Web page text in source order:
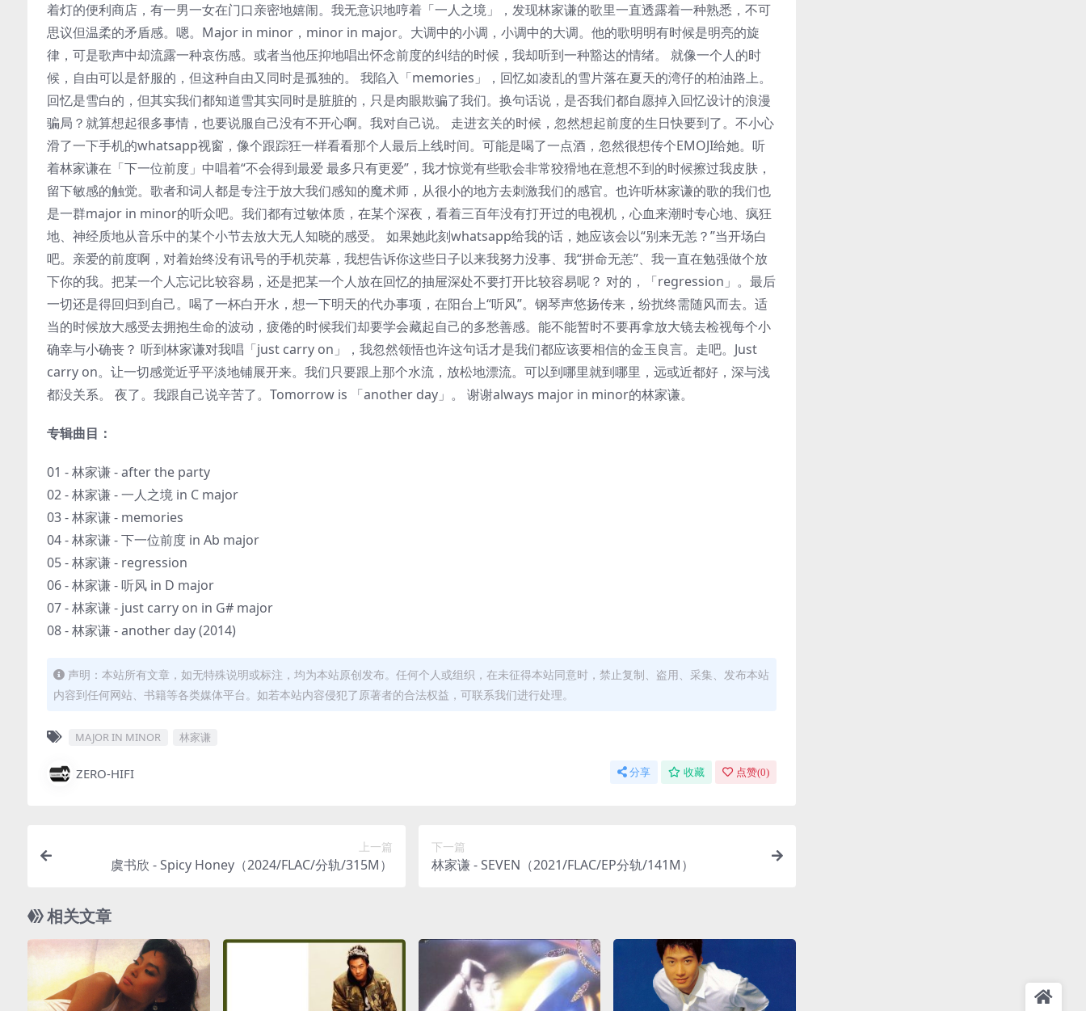
着灯的便利商店，有一男一女在门口亲密地嬉闹。我无意识地哼着「一人之境」，发现林家谦的歌里一直透露着一种熟悉，不可
思议但温柔的矛盾感。嗯。Major in minor，minor in major。大调中的小调，小调中的大调。他的歌明明有时候是明亮的旋
律，可是歌声中却流露一种哀伤感。或者当他压抑地唱出怀念前度的纠结的时候，我却听到一种豁达的情绪。 就像一个人的时
候，自由可以是舒服的，但这种自由又同时是孤独的。 我陷入「memories」，回忆如凌乱的雪片落在夏天的湾仔的柏油路上。
回忆是雪白的，但其实我们都知道雪其实同时是脏脏的，只是肉眼欺骗了我们。换句话说，是否我们都自愿掉入回忆设计的浪漫
骗局？就算想起很多事情，也要说服自己没有不开心啊。我对自己说。 走进玄关的时候，忽然想起前度的生日快要到了。不小心
滑了一下手机的whatsapp视窗，像个跟踪狂一样看看那个人最后上线时间。可能是喝了一点酒，忽然很想传个EMOJI给她。听
着林家谦在「下一位前度」中唱着“不会得到最爱 最多只有更爱”，我才惊觉有些歌会非常狡猾地在意想不到的时候擦过我皮肤，
留下敏感的触觉。歌者和词人都是专注于放大我们感知的魔术师，从很小的地方去刺激我们的感官。也许听林家谦的歌的我们也
是一群major in minor的听众吧。我们都有过敏体质，在某个深夜，看着三百年没有打开过的电视机，心血来潮时专心地、疯狂
地、神经质地从音乐中的某个小节去放大无人知晓的感受。 如果她此刻whatsapp给我的话，她应该会以“别来无恙？”当开场白
吧。亲爱的前度啊，对着始终没有讯号的手机荧幕，我想告诉你这些日子以来我努力没事、我“拼命无恙”、我一直在勉强做个放
下你的我。把某一个人忘记比较容易，还是把某一个人放在回忆的抽屉深处不要打开比较容易呢？ 对的，「regression」。最后
一切还是得回归到自己。喝了一杯白开水，想一下明天的代办事项，在阳台上“听风”。钢琴声悠扬传来，纷扰终需随风而去。适
当的时候放大感受去拥抱生命的波动，疲倦的时候我们却要学会藏起自己的多愁善感。能不能暂时不要再拿放大镜去检视每个小
确幸与小确丧？ 听到林家谦对我唱「just carry on」，我忽然领悟也许这句话才是我们都应该要相信的金玉良言。走吧。Just
carry on。让一切感觉近乎平淡地铺展开来。我们只要跟上那个水流，放松地漂流。可以到哪里就到哪里，远或近都好，深与浅
都没关系。 夜了。我跟自己说辛苦了。Tomorrow is 「another day」。 谢谢always major in minor的林家谦。
专辑曲目：
01 - 林家谦 - after the party
02 - 林家谦 - 一人之境 in C major
03 - 林家谦 - memories
04 - 林家谦 - 下一位前度 in Ab major
05 - 林家谦 - regression
06 - 林家谦 - 听风 in D major
07 - 林家谦 - just carry on in G# major
08 - 林家谦 - another day (2014)
声明：本站所有文章，如无特殊说明或标注，均为本站原创发布。任何个人或组织，在未征得本站同意时，禁止复制、盗用、采集、发布本站
内容到任何网站、书籍等各类媒体平台。如若本站内容侵犯了原著者的合法权益，可联系我们进行处理。
MAJOR IN MINOR 林家谦
ZERO-HIFI 分享 收藏 点赞(0)
上一篇
虞书欣 - Spicy Honey（2024/FLAC/分轨/315M）
下一篇
林家谦 - SEVEN（2021/FLAC/EP分轨/141M）
相关文章